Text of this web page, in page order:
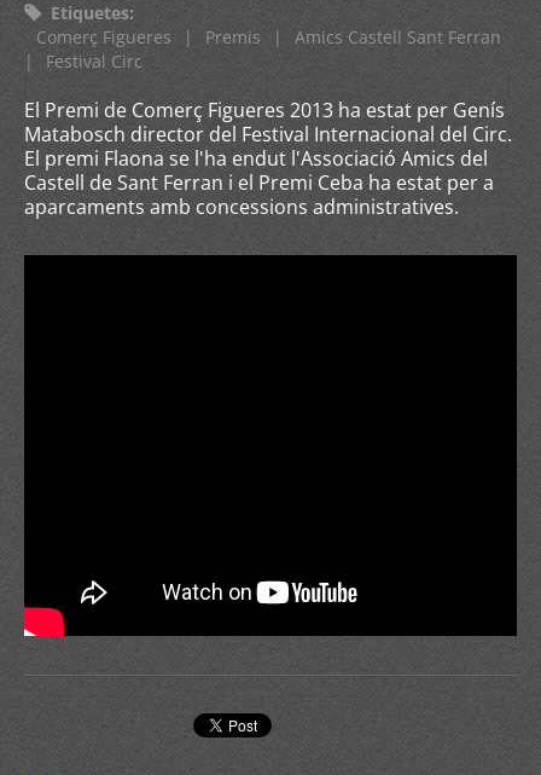
Etiquetes:
Comerç Figueres
| Premis |
Amics Castell Sant Ferran
|
Festival Circ
El Premi de Comerç Figueres 2013 ha estat per Genís
Matabosch director del Festival Internacional del Circ.
El premi Flaona se l'ha endut l'Associació Amics del
Castell de Sant Ferran i el Premi Ceba ha estat per a
aparcaments amb concessions administratives.